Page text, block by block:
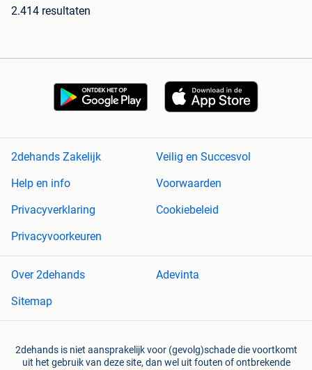
2.414 resultaten
2dehands Zakelijk
Veilig en Succesvol
Help en info
Voorwaarden
Privacyverklaring
Cookiebeleid
Privacyvoorkeuren
Over 2dehands
Adevinta
Sitemap
2dehands is niet aansprakelijk voor (gevolg)schade die voortkomt
uit het gebruik van deze site, dan wel uit fouten of ontbrekende